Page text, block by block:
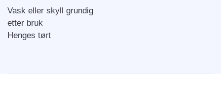
Vask eller skyll grundig
etter bruk
Henges tørt